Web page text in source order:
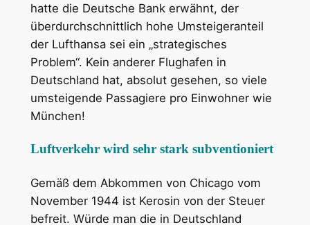
hatte die Deutsche Bank erwähnt, der
überdurchschnittlich hohe Umsteigeranteil
der Lufthansa sei ein „strategisches
Problem“. Kein anderer Flughafen in
Deutschland hat, absolut gesehen, so viele
umsteigende Passagiere pro Einwohner wie
München!
Luftverkehr wird sehr stark subventioniert
Gemäß dem Abkommen von Chicago vom
November 1944 ist Kerosin von der Steuer
befreit. Würde man die in Deutschland